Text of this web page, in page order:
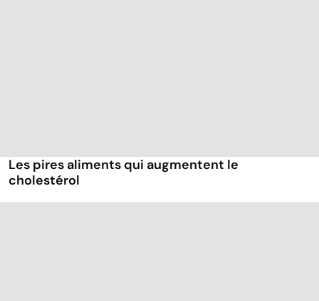
Les pires aliments qui augmentent le
cholestérol